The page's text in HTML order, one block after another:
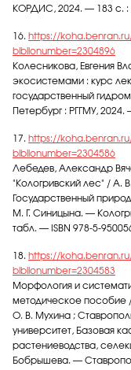
КОРДИС, 2024. — 183 с. :
16. https://
biblionumber=2304896
Колесникова, Евгения
экосистемами : курс
государственный
Петербург : РГГМУ, 2024.
17. https://
biblionumber=2304586
Лебедев, Александр
"Кологривский лес" / А.
Государственный
М. Г. Синицына. —
табл. — ISBN 978-5-
18. https://
biblionumber=2304583
Морфология и
методическое пособие
О. В. Мухина ;
университет, Базовая
растениеводства,
Бобрышева. —